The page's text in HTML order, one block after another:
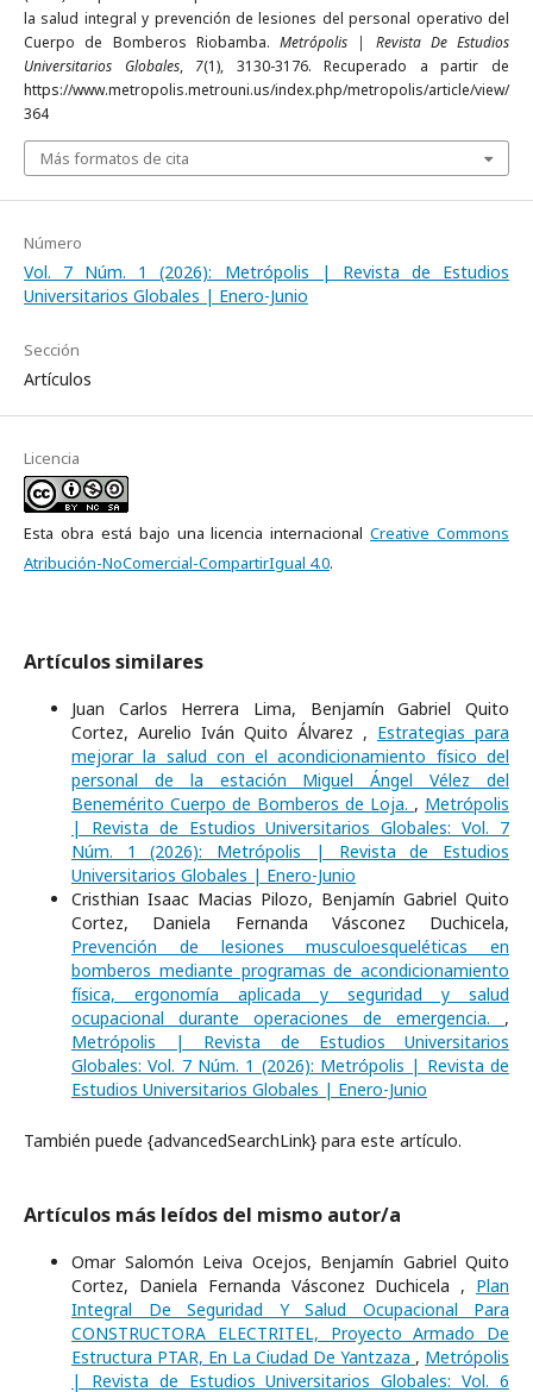
la salud integral y prevención de lesiones del personal operativo del
Cuerpo de Bomberos Riobamba. Metrópolis | Revista De Estudios
Universitarios Globales, 7(1), 3130-3176. Recuperado a partir de
https://www.metropolis.metrouni.us/index.php/metropolis/article/view/
364
Más formatos de cita
Número
Vol. 7 Núm. 1 (2026): Metrópolis | Revista de Estudios
Universitarios Globales | Enero-Junio
Sección
Artículos
Licencia
Esta obra está bajo una licencia internacionalCreative Commons
Atribución-NoComercial-CompartirIgual 4.0.
Artículos similares
Juan Carlos Herrera Lima, Benjamín Gabriel Quito
Cortez, Aurelio Iván Quito Álvarez , Estrategias para
mejorar la salud con el acondicionamiento físico del
personal de la estación Miguel Ángel Vélez del
Benemérito Cuerpo de Bomberos de Loja. , Metrópolis
| Revista de Estudios Universitarios Globales: Vol. 7
Núm. 1 (2026): Metrópolis | Revista de Estudios
Universitarios Globales | Enero-Junio
Cristhian Isaac Macias Pilozo, Benjamín Gabriel Quito
Cortez, Daniela Fernanda Vásconez Duchicela,
Prevención de lesiones musculoesqueléticas en
bomberos mediante programas de acondicionamiento
física, ergonomía aplicada y seguridad y salud
ocupacional durante operaciones de emergencia. ,
Metrópolis | Revista de Estudios Universitarios
Globales: Vol. 7 Núm. 1 (2026): Metrópolis | Revista de
Estudios Universitarios Globales | Enero-Junio
También puede {advancedSearchLink} para este artículo.
Artículos más leídos del mismo autor/a
Omar Salomón Leiva Ocejos, Benjamín Gabriel Quito
Cortez, Daniela Fernanda Vásconez Duchicela , Plan
Integral De Seguridad Y Salud Ocupacional Para
CONSTRUCTORA ELECTRITEL, Proyecto Armado De
Estructura PTAR, En La Ciudad De Yantzaza , Metrópolis
| Revista de Estudios Universitarios Globales: Vol. 6